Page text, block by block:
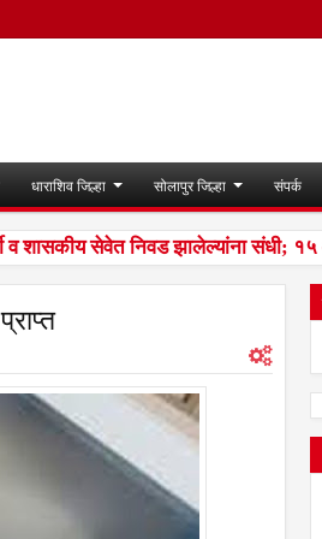
धाराशिव जिल्हा सोलापुर जिल्हा संपर्क
व शासकीय सेवेत निवड झालेल्यांना संधी;